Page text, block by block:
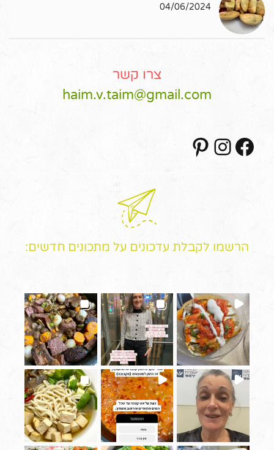
04/06/2024
צרו קשר
haim.v.taim@gmail.com
Facebook
Instagram
הרשמו לקבלת עדכונים על מתכונים חדשים: